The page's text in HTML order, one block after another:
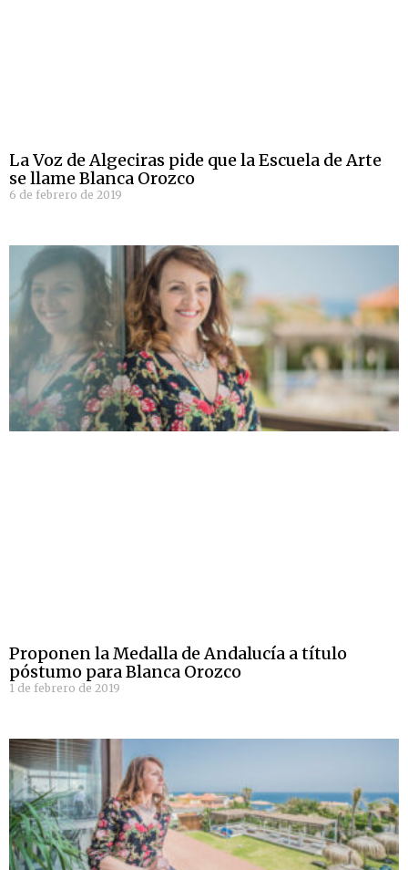
La Voz de Algeciras pide que la Escuela de Arte
se llame Blanca Orozco
6 de febrero de 2019
Proponen la Medalla de Andalucía a título
póstumo para Blanca Orozco
1 de febrero de 2019